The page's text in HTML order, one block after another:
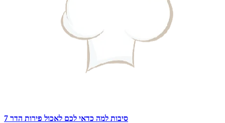
7 סיבות למה כדאי לכם לאכול פירות הדר